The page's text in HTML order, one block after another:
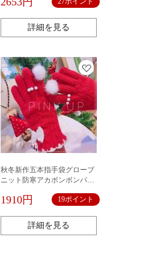
詳細を見る
秋冬新作五本指手袋グローブ
ニット防寒アカボンボンパー
1910円 19ポイント
詳細を見る